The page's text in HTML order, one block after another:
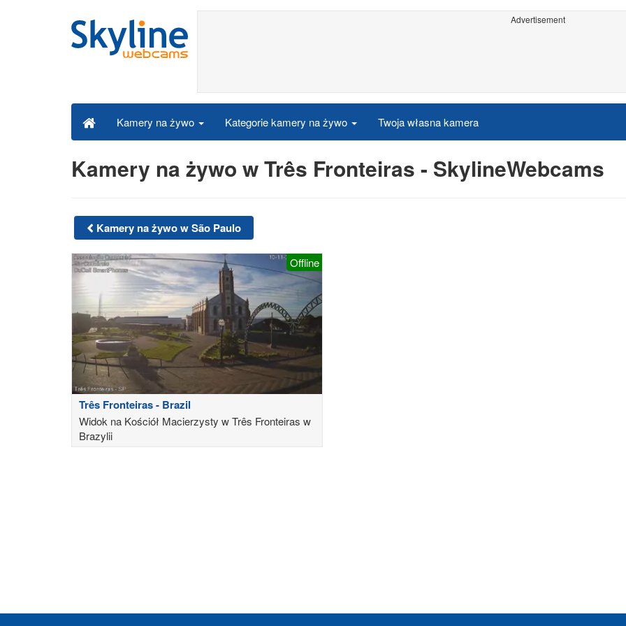
Advertisement
Kamery na żywo Kategorie kamery na żywo Twoja własna kamera
Kamery na żywo w Três Fronteiras - SkylineWebcams
Kamery na żywo w São Paulo
Offline
Três Fronteiras - Brazil
Widok na Kościół Macierzysty w Três Fronteiras w
Brazylii